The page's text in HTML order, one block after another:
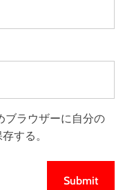
ブラウザーに自分の
する。